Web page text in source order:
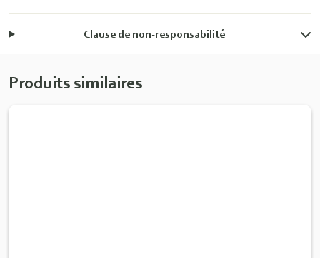
Clause de non-responsabilité
Produits similaires